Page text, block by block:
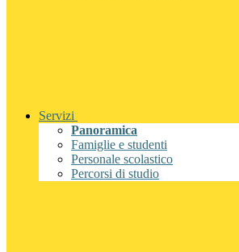
Servizi
Panoramica
Famiglie e studenti
Personale scolastico
Percorsi di studio